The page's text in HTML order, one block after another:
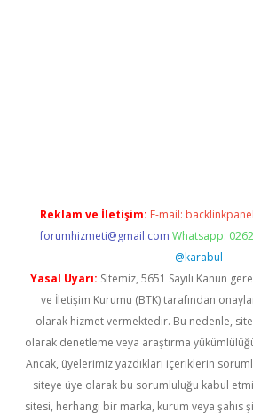
Reklam ve İletişim: E-mail:
forumhizmeti@gmail.com Whatsapp:
@karabul
Yasal Uyarı: Sitemiz, 5651 Sayılı Kanun
ve İletişim Kurumu (BTK) tarafından
olarak hizmet vermektedir. Bu nedenle,
olarak denetleme veya araştırma
Ancak, üyelerimiz yazdıkları içeriklerin
siteye üye olarak bu sorumluluğu kabul
sitesi, herhangi bir marka, kurum veya şahıs